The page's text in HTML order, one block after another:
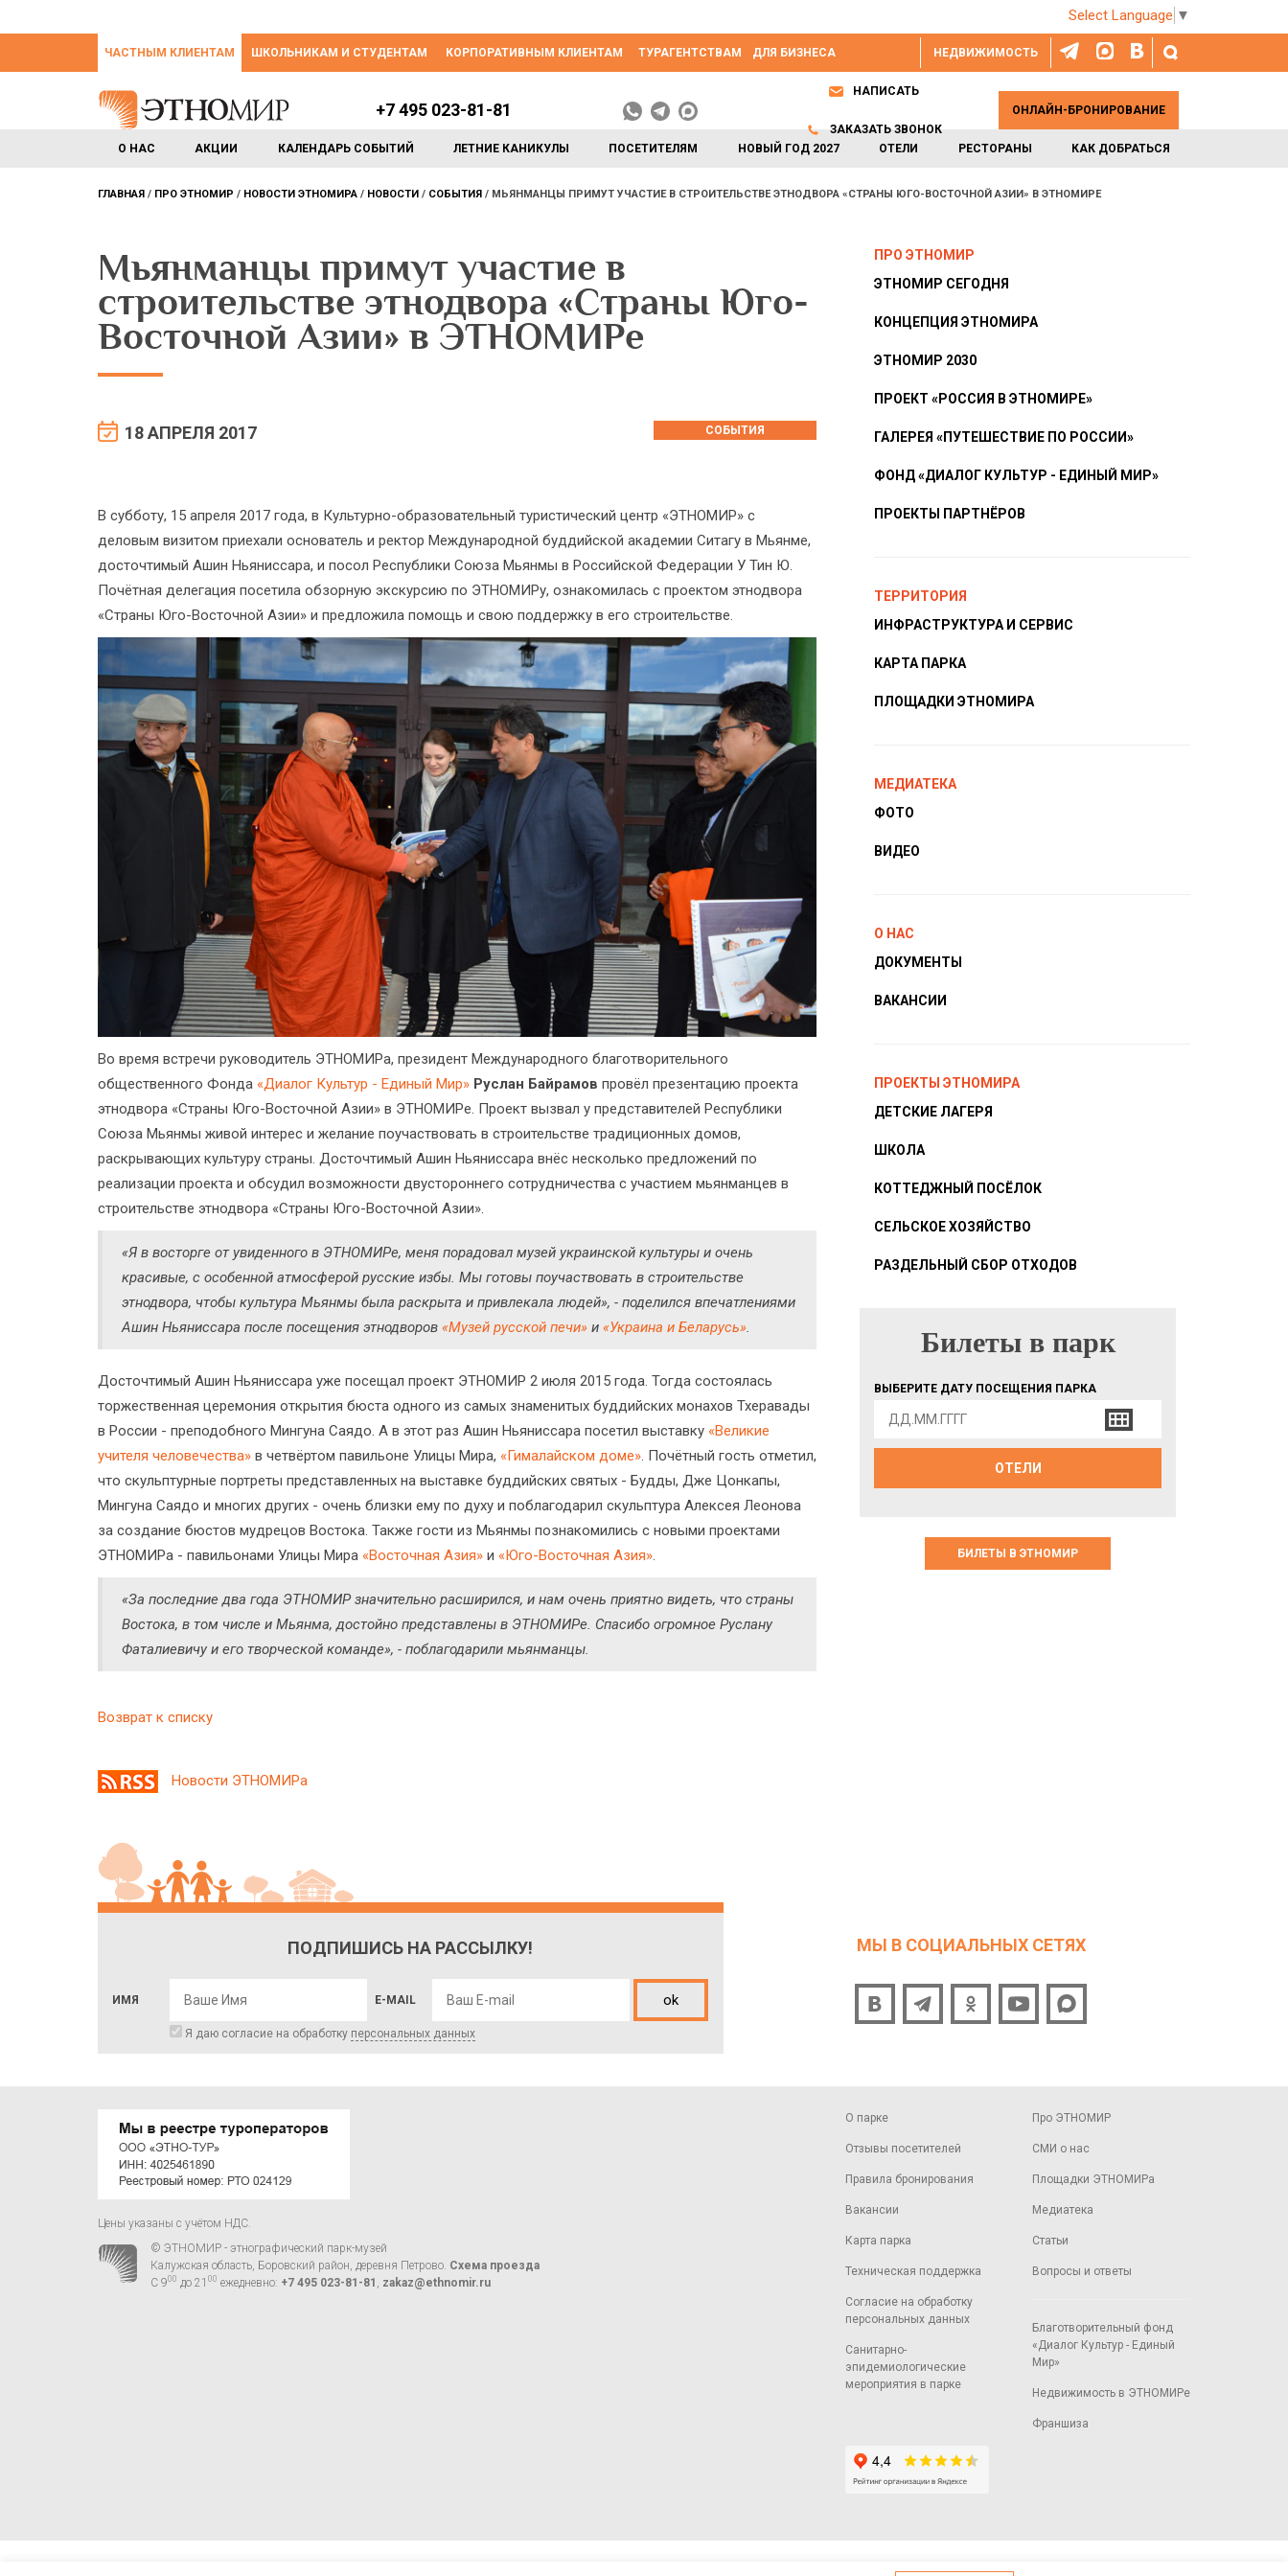
Select Language ▼
НЕДВИЖИМОСТЬ
ЧАСТНЫМ КЛИЕНТАМ ШКОЛЬНИКАМ И СТУДЕНТАМ КОРПОРАТИВНЫМ КЛИЕНТАМ ТУРАГЕНТСТВАМ ДЛЯ БИЗНЕСА
О НАС АКЦИИ КАЛЕНДАРЬ СОБЫТИЙ ЛЕТНИЕ КАНИКУЛЫ ПОСЕТИТЕЛЯМ НОВЫЙ ГОД 2027 ОТЕЛИ РЕСТОРАНЫ КАК ДОБРАТЬСЯ
+7 495 023-81-81
НАПИСАТЬ
ЗАКАЗАТЬ ЗВОНОК
ОНЛАЙН-БРОНИРОВАНИЕ
ГЛАВНАЯ ПРО ЭТНОМИР НОВОСТИ ЭТНОМИРА НОВОСТИ СОБЫТИЯ МЬЯНМАНЦЫ ПРИМУТ УЧАСТИЕ В СТРОИТЕЛЬСТВЕ ЭТНОДВОРА «СТРАНЫ ЮГО-ВОСТОЧНОЙ АЗИИ» В ЭТНОМИРЕ
Мьянманцы примут участие в
строительстве этнодвора «Страны Юго-
Восточной Азии» в ЭТНОМИРе
18 АПРЕЛЯ 2017 СОБЫТИЯ
В субботу, 15 апреля 2017 года, в Культурно-образовательный туристический центр «ЭТНОМИР» с
деловым визитом приехали основатель и ректор Международной буддийской академии Ситагу в Мьянме,
досточтимый Ашин Ньяниссара, и посол Республики Союза Мьянмы в Российской Федерации У Тин Ю.
Почётная делегация посетила обзорную экскурсию по ЭТНОМИРу, ознакомилась с проектом этнодвора
«Страны Юго-Восточной Азии» и предложила помощь и свою поддержку в его строительстве.
Во время встречи руководитель ЭТНОМИРа, президент Международного благотворительного
общественного Фонда «Диалог Культур - Единый Мир» Руслан Байрамов провёл презентацию проекта
этнодвора «Страны Юго-Восточной Азии» в ЭТНОМИРе. Проект вызвал у представителей Республики
Союза Мьянмы живой интерес и желание поучаствовать в строительстве традиционных домов,
раскрывающих культуру страны. Досточтимый Ашин Ньяниссара внёс несколько предложений по
реализации проекта и обсудил возможности двустороннего сотрудничества с участием мьянманцев в
строительстве этнодвора «Страны Юго-Восточной Азии».
«Я в восторге от увиденного в ЭТНОМИРе, меня порадовал музей украинской культуры и очень
красивые, с особенной атмосферой русские избы. Мы готовы поучаствовать в строительстве
этнодвора, чтобы культура Мьянмы была раскрыта и привлекала людей», - поделился впечатлениями
Ашин Ньяниссара после посещения этнодворов «Музей русской печи» и «Украина и Беларусь».
Досточтимый Ашин Ньяниссара уже посещал проект ЭТНОМИР 2 июля 2015 года. Тогда состоялась
торжественная церемония открытия бюста одного из самых знаменитых буддийских монахов Тхеравады
в России - преподобного Мингуна Саядо. А в этот раз Ашин Ньяниссара посетил выставку «Великие
учителя человечества» в четвёртом павильоне Улицы Мира, «Гималайском доме». Почётный гость отметил,
что скульптурные портреты представленных на выставке буддийских святых - Будды, Дже Цонкапы,
Мингуна Саядо и многих других - очень близки ему по духу и поблагодарил скульптура Алексея Леонова
за создание бюстов мудрецов Востока. Также гости из Мьянмы познакомились с новыми проектами
ЭТНОМИРа - павильонами Улицы Мира «Восточная Азия» и «Юго-Восточная Азия».
«За последние два года ЭТНОМИР значительно расширился, и нам очень приятно видеть, что страны
Востока, в том числе и Мьянма, достойно представлены в ЭТНОМИРе. Спасибо огромное Руслану
Фаталиевичу и его творческой команде», - поблагодарили мьянманцы.
Возврат к списку
ПРО ЭТНОМИР
ЭТНОМИР СЕГОДНЯ
КОНЦЕПЦИЯ ЭТНОМИРА
ЭТНОМИР 2030
ПРОЕКТ «РОССИЯ В ЭТНОМИРЕ»
ГАЛЕРЕЯ «ПУТЕШЕСТВИЕ ПО РОССИИ»
ФОНД «ДИАЛОГ КУЛЬТУР - ЕДИНЫЙ МИР»
ПРОЕКТЫ ПАРТНЁРОВ
ТЕРРИТОРИЯ
ИНФРАСТРУКТУРА И СЕРВИС
КАРТА ПАРКА
ПЛОЩАДКИ ЭТНОМИРА
МЕДИАТЕКА
ФОТО
ВИДЕО
О НАС
ДОКУМЕНТЫ
ВАКАНСИИ
ПРОЕКТЫ ЭТНОМИРА
ДЕТСКИЕ ЛАГЕРЯ
ШКОЛА
КОТТЕДЖНЫЙ ПОСЁЛОК
СЕЛЬСКОЕ ХОЗЯЙСТВО
РАЗДЕЛЬНЫЙ СБОР ОТХОДОВ
БИЛЕТЫ В ПАРК
Билеты в парк
ВЫБЕРИТЕ ДАТУ ПОСЕЩЕНИЯ ПАРКА
ОТЕЛИ
БИЛЕТЫ В ЭТНОМИР
Новости ЭТНОМИРа
ПОДПИШИСЬ НА РАССЫЛКУ!
ИМЯ E-MAIL ok
Я даю согласие на обработку персональных данных
МЫ В СОЦИАЛЬНЫХ СЕТЯХ
О парке
Отзывы посетителей
Правила бронирования
Вакансии
Карта парка
Техническая поддержка
Согласие на обработку
персональных данных
Санитарно-
эпидемиологические
мероприятия в парке
Про ЭТНОМИР
СМИ о нас
Площадки ЭТНОМИРа
Медиатека
Статьи
Вопросы и ответы
Благотворительный фонд
«Диалог Культур - Единый
Мир»
Недвижимость в ЭТНОМИРе
Франшиза
Цены указаны с учётом НДС.
© ЭТНОМИР - этнографический парк-музей
Калужская область, Боровский район, деревня Петрово. Схема проезда
С 900 до 21 00 ежедневно: +7 495 023-81-81 zakaz@ethnomir.ru